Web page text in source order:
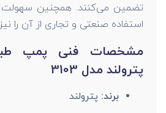
تضمین می‌کنند. همچنین سهولت
استفاده صنعتی و تجاری از آن را
مشخصات فنی پمپ
پترولند مدل 3103
برند: پترولند